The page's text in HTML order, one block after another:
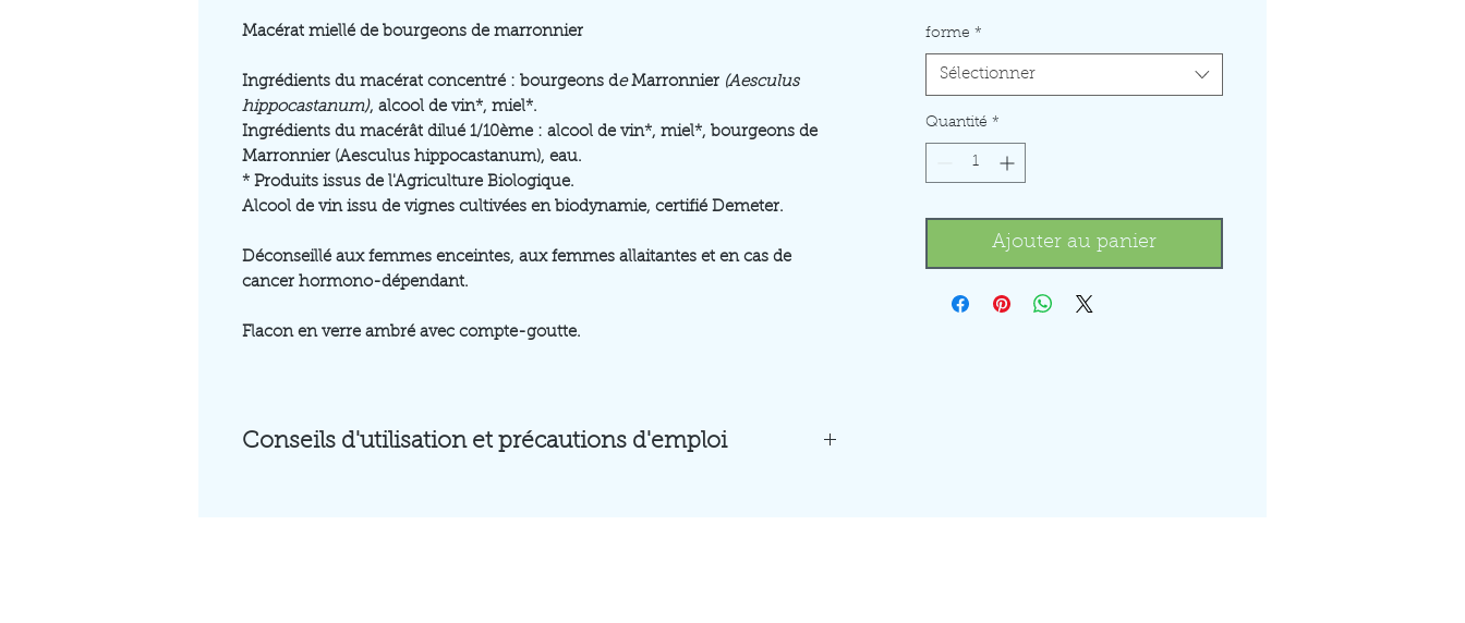
Macérat miellé de bourgeons de marronnier
Ingrédients du macérat concentré : bourgeons deMarronnier (Aesculus
hippocastanum), alcool de vin*, miel*.
Ingrédients du macérât dilué 1/10ème : alcool de vin*, miel*, bourgeons de
Marronnier (Aesculus hippocastanum), eau.
* Produits issus de l'Agriculture Biologique.
Alcool de vin issu de vignes cultivées en biodynamie, certifié Demeter.
Déconseillé aux femmes enceintes, aux femmes allaitantes et en cas de
cancer hormono-dépendant.
Flacon en verre ambré avec compte-goutte.
Conseils d'utilisation et précautions d'emploi
forme *
Sélectionner
Quantité *
Ajouter au panier